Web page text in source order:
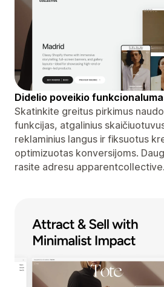
Didelio poveikio
Skatinkite greitus pirkimus
funkcijas, atgalinius
reklaminius langus ir fiksuotus
optimizuotas konversijoms.
rasite adresu